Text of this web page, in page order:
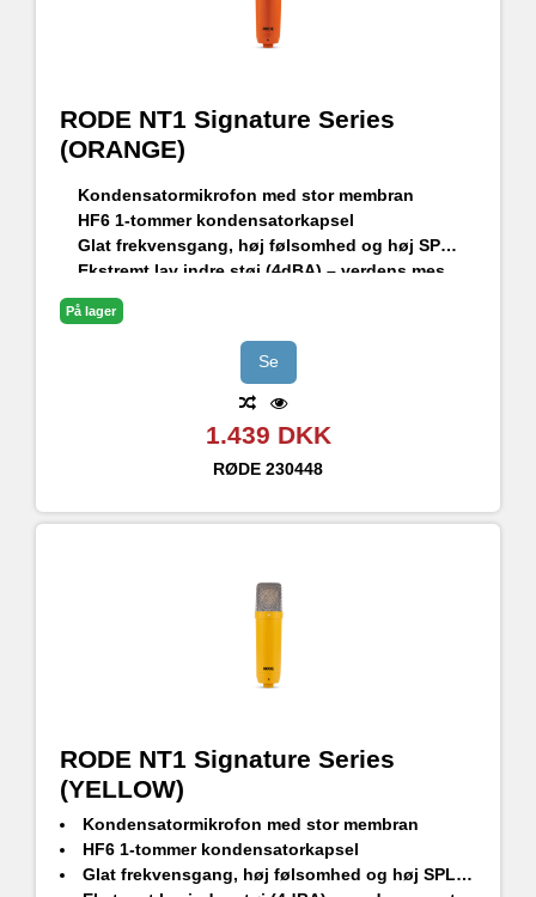
RODE NT1 Signature Series
(ORANGE)
Kondensatormikrofon med stor membran
HF6 1-tommer kondensatorkapsel
Glat frekvensgang, høj følsomhed og høj SPL-håndtering
Holdbar finish - ekstrem ridsefasthed
På lager
Se
1.439 DKK
RØDE 230448
RODE NT1 Signature Series
(YELLOW)
Kondensatormikrofon med stor membran
HF6 1-tommer kondensatorkapsel
Glat frekvensgang, høj følsomhed og høj SPL-håndtering